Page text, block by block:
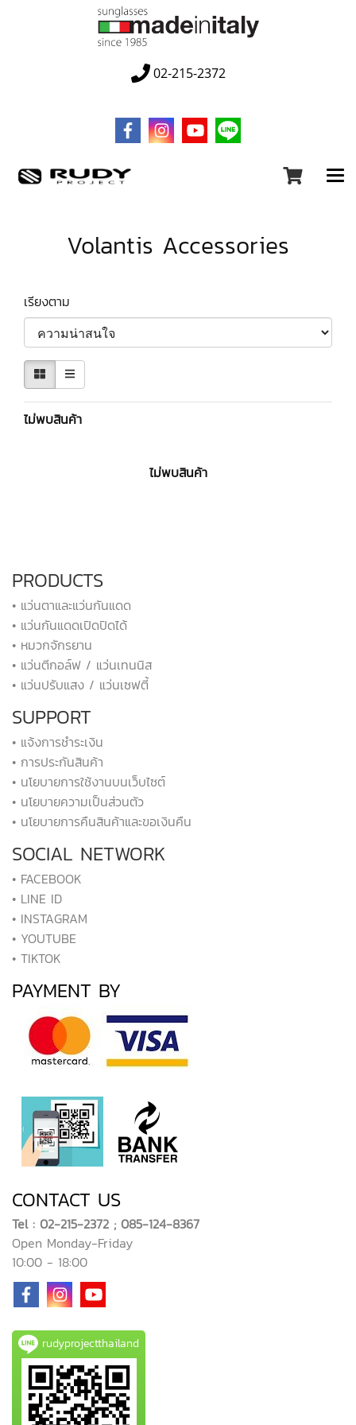
02-215-2372
Volantis Accessories
เรียงตาม
ไม่พบสินค้า
ไม่พบสินค้า
PRODUCTS
• แว่นตาและแว่นกันแดด
• แว่นกันแดดเปิดปิดได้
• หมวกจักรยาน
• แว่นตีกอล์ฟ / แว่นเทนนิส
• แว่นปรับแสง / แว่นเซฟตี้
SUPPORT
• แจ้งการชำระเงิน
• การประกันสินค้า
• นโยบายการใช้งานบนเว็บไซต์
• นโยบายความเป็นส่วนตัว
• นโยบายการคืนสินค้าและขอเงินคืน
SOCIAL NETWORK
• FACEBOOK
• LINE ID
• INSTAGRAM
• YOUTUBE
• TIKTOK
PAYMENT BY
CONTACT US
Tel : 02-215-2372 ; 085-124-8367
Open Monday-Friday
10:00 - 18:00
rudyprojectthailand